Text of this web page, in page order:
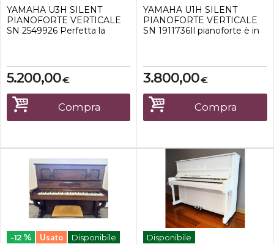
YAMAHA U3H SILENT
PIANOFORTE VERTICALE
SN 2549926 Perfetta la
Dimensioni del pianoforte:
Larghezza 153 cm Altezza
131 cm Profondità 65 cm
Peso 235 kgIl prezzo
pubblicato non comprende
le spese di trasporto e
€
5.200,00
Compra
YAMAHA U1H SILENT
PIANOFORTE VERTICALE
SN 1911736Il pianoforte è in
garanzia per eventuali difetti
di fabbrica riscontrati sullo
strumento.Il prezzo
pubblicato non comprende
le spese di trasporto e
consegna del pian...
€
3.800,00
Compra
-12 % Usato Disponibile Disponibile